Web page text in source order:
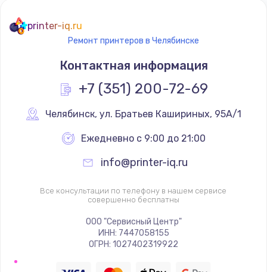
printer-iq.ru
Ремонт принтеров в Челябинске
Контактная информация
+7 (351) 200-72-69
Челябинск, ул. Братьев Кашириных, 95А/1
Ежедневно с 9:00 до 21:00
info@printer-iq.ru
Все консультации по телефону в нашем сервисе
совершенно бесплатны
ООО "Сервисный Центр"
ИНН: 7447058155
ОГРН: 1027402319922